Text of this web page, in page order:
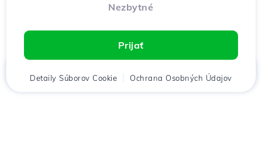
Nezbytné
Prijať
Detaily Súborov Cookie Ochrana Osobných Údajov
Domov Klient Košík Chat Menu